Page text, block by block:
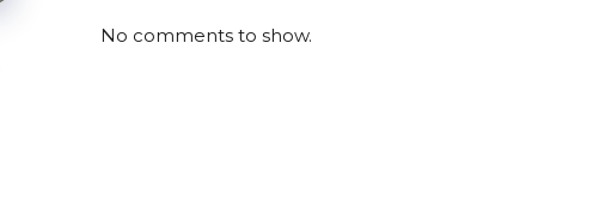
No comments to show.